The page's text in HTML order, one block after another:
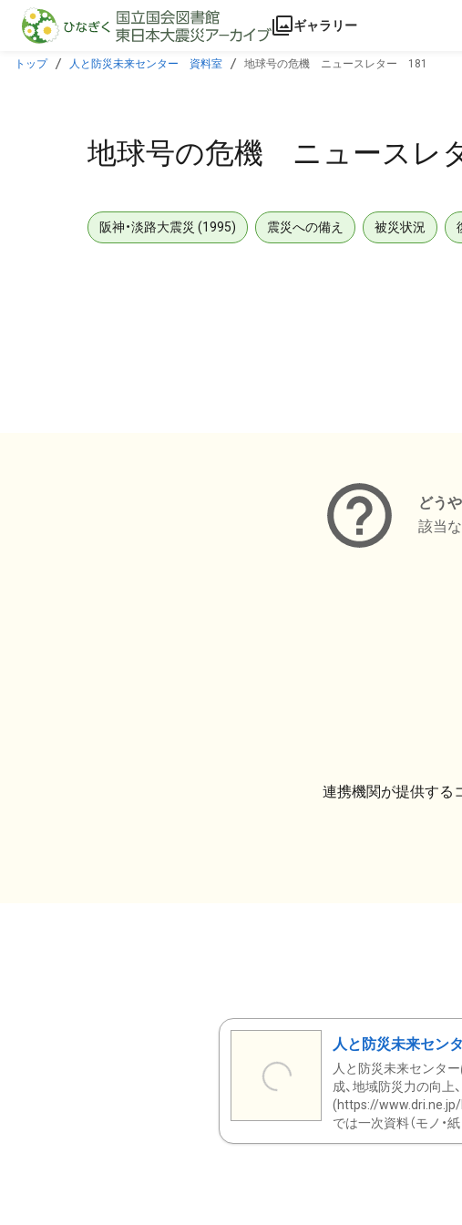
本文に飛ぶ
ギャラリー
トップ 人と防災未来センター 資料室 地球号の危機 ニュースレター 181
地球号の危機 ニュースレ
阪神・淡路大震災 (1995) 震災への備え 被災状況
どう
該当
連携機関が提供する
人と防災未来セン
人と防災未来センタ
成、地域防災力の向
(https://www.dri.ne.jp/
では一次資料（モノ・紙